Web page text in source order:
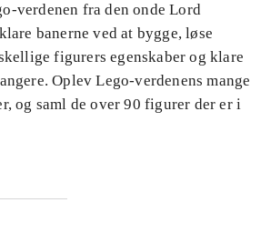
verdenen fra den onde Lord
banerne ved at bygge, løse
figurers egenskaber og klare
Oplev Lego-verdenens mange
og saml de over 90 figurer der er i